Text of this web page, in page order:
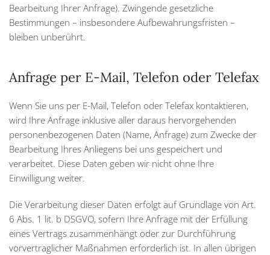
Bearbeitung Ihrer Anfrage). Zwingende gesetzliche
Bestimmungen – insbesondere Aufbewahrungsfristen –
bleiben unberührt.
Anfrage per E-Mail, Telefon oder Telefax
Wenn Sie uns per E-Mail, Telefon oder Telefax kontaktieren,
wird Ihre Anfrage inklusive aller daraus hervorgehenden
personenbezogenen Daten (Name, Anfrage) zum Zwecke der
Bearbeitung Ihres Anliegens bei uns gespeichert und
verarbeitet. Diese Daten geben wir nicht ohne Ihre
Einwilligung weiter.
Die Verarbeitung dieser Daten erfolgt auf Grundlage von Art.
6 Abs. 1 lit. b DSGVO, sofern Ihre Anfrage mit der Erfüllung
eines Vertrags zusammenhängt oder zur Durchführung
vorvertraglicher Maßnahmen erforderlich ist. In allen übrigen